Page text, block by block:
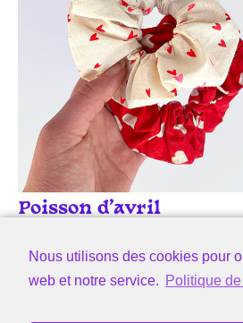
Nous utilisons des cookies pour
web et notre service. Politique
Poisson d'avril